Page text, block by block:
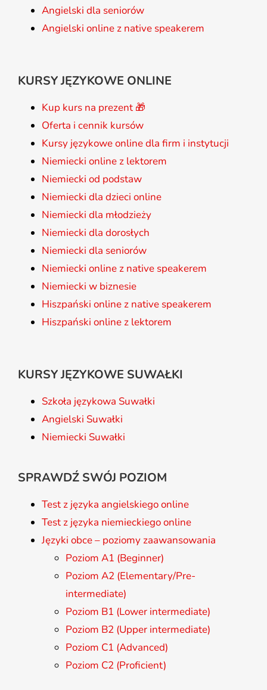
Angielski dla seniorów
Angielski online z native speakerem
KURSY JĘZYKOWE ONLINE
Kup kurs na prezent 🎁
Oferta i cennik kursów
Kursy językowe online dla firm i instytucji
Niemiecki online z lektorem
Niemiecki od podstaw
Niemiecki dla dzieci online
Niemiecki dla młodzieży
Niemiecki dla dorosłych
Niemiecki dla seniorów
Niemiecki online z native speakerem
Niemiecki w biznesie
Hiszpański online z native speakerem
Hiszpański online z lektorem
KURSY JĘZYKOWE SUWAŁKI
Szkoła językowa Suwałki
Angielski Suwałki
Niemiecki Suwałki
SPRAWDŹ SWÓJ POZIOM
Test z języka angielskiego online
Test z języka niemieckiego online
Języki obce – poziomy zaawansowania
Poziom A1 (Beginner)
Poziom A2 (Elementary/Pre-
intermediate)
Poziom B1 (Lower intermediate)
Poziom B2 (Upper intermediate)
Poziom C1 (Advanced)
Poziom C2 (Proficient)